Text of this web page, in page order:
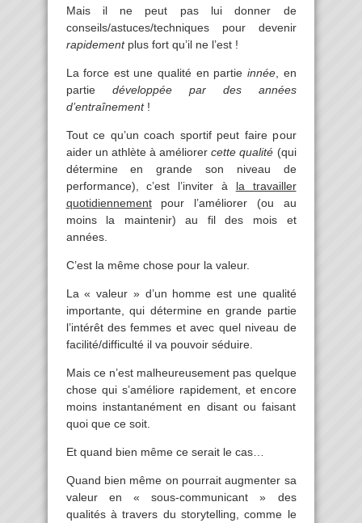
Mais il ne peut pas lui donner de
conseils/astuces/techniques pour devenir
rapidementplus fort qu’il ne l’est !
La force est une qualité en partie innée, en
partiedéveloppée par des années
d’entraînement !
Tout ce qu’un coach sportif peut faire pour
aider un athlète à améliorercette qualité (qui
détermine en grande son niveau de
performance), c’est l’inviter à la travailler
quotidiennementpour l’améliorer (ou au
moins la maintenir) au fil des mois et
années.
C’est la même chose pour la valeur.
La « valeur » d’un homme est une qualité
importante, qui détermine en grande partie
l’intérêt des femmes et avec quel niveau de
facilité/difficulté il va pouvoir séduire.
Mais ce n’est malheureusement pas quelque
chose qui s’améliore rapidement, et encore
moins instantanément en disant ou faisant
quoi que ce soit.
Et quand bien même ce serait le cas…
Quand bien même on pourrait augmenter sa
valeur en « sous-communicant » des
qualités à travers du storytelling, comme le